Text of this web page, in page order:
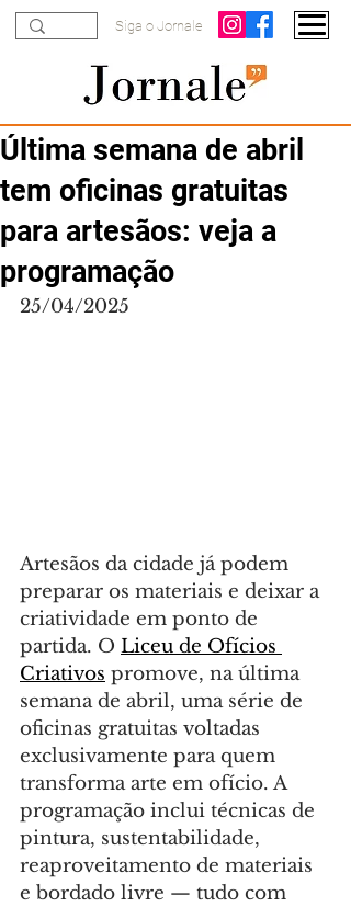
Siga o Jornale
Última semana de abril
tem oficinas gratuitas
para artesãos: veja a
programação
25/04/2025
Artesãos da cidade já podem
preparar os materiais e deixar a
criatividade em ponto de
partida. O Liceu de Ofícios
Criativos promove, na última
semana de abril, uma série de
oficinas gratuitas voltadas
exclusivamente para quem
transforma arte em ofício. A
programação inclui técnicas de
pintura, sustentabilidade,
reaproveitamento de materiais
e bordado livre — tudo com